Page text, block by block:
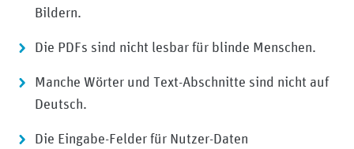
Bildern.
Die PDFs sind nicht lesbar für blinde Menschen.
Manche Wörter und Text-Abschnitte sind nicht auf
Deutsch.
Die Eingabe-Felder für Nutzer-Daten